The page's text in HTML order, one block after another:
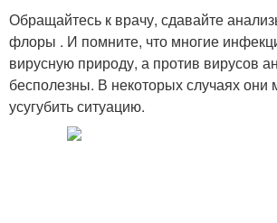
Обращайтесь к врачу, сдавайте
флоры . И помните, что многие
вирусную природу, а против вирусов
бесполезны. В некоторых случаях они
усугубить ситуацию.